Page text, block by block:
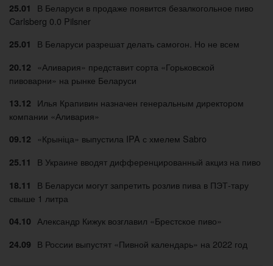
25.01
В Беларуси в продаже появится безалкогольное пиво
Carlsberg 0.0 Pilsner
25.01 В Беларуси разрешат делать самогон. Но не всем
20.12
«Аливария» представит сорта «Горьковской
пивоварни» на рынке Беларуси
13.12 Илья Крапивин назначен генеральным директором
компании «Аливария»
09.12 «Крыніца» выпустила IPA с хмелем Sabro
25.11 В Украине вводят дифференцированный акциз на пиво
18.11
В Беларуси могут запретить розлив пива в ПЭТ-тару
свыше 1 литра
04.10 Александр Кижук возглавил «Брестское пиво»
24.09 В России выпустят «Пивной календарь» на 2022 год